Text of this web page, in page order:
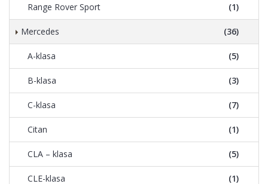
Range Rover Sport (1)
Mercedes (36)
A-klasa (5)
B-klasa (3)
C-klasa (7)
Citan (1)
CLA – klasa (5)
CLE-klasa (1)